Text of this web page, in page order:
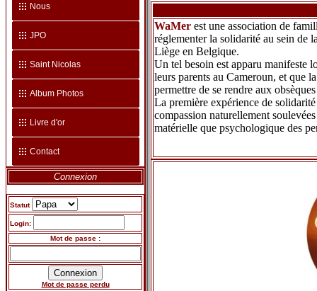
WaMer est une association de
réglementer la solidarité au sein de
Liège en Belgique.
Un tel besoin est apparu manifeste
leurs parents au Cameroun, et que
permettre de se rendre aux
La première expérience de
compassion naturellement
matérielle que psychologique des
Nous
JPO
Saint Nicolas
Album Photos
Livre d'or
Contact
Connexion
Statut
Login:
Mot de passe :
Mot de passe perdu